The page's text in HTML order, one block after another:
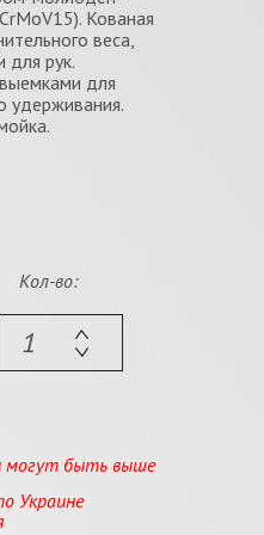
Кованая
веса,
для рук.
для
удерживания.
Кол-во:
могут быть выше
Украине